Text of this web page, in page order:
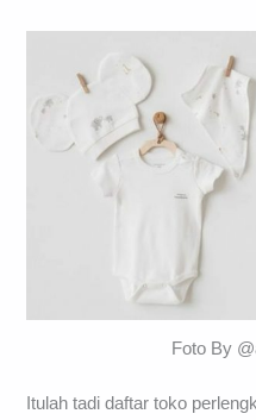
Foto By
Itulah tadi daftar toko